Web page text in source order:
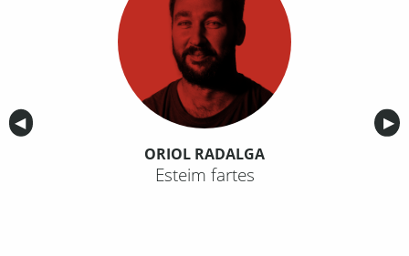
Anterior
◀︎ ▶︎
ORIOL RADALGA
Esteim fartes